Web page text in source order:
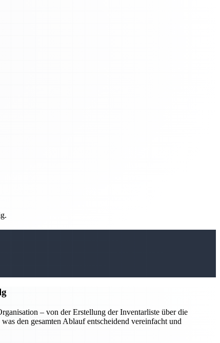
– von der Erstellung der Inventarliste über die
den gesamten Ablauf entscheidend vereinfacht und